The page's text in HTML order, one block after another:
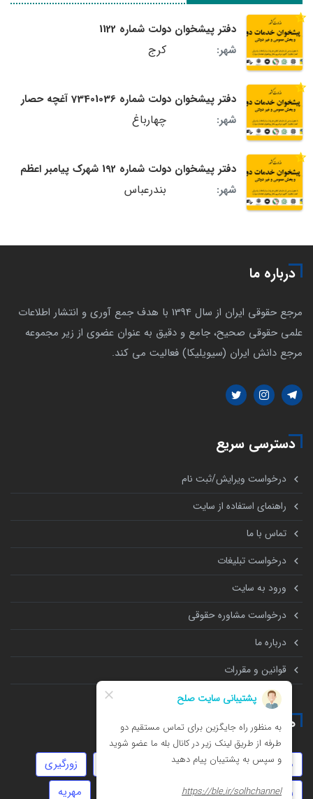
دفتر پیشخوان دولت شماره 1122
شهر:
کرج
دفتر پیشخوان دولت شماره 73401036 آغچه حصار
شهر:
چهارباغ
دفتر پیشخوان دولت شماره 192 شهرک پیامبر اعظم
شهر:
بندرعباس
درباره ما
مرجع حقوقی ایران از سال 1394 با هدف جمع آوری و انتشار اطلاعات
علمی حقوقی صحیح، جامع و دقیق به عنوان عضوی از زیر مجموعه
مرجع دانش ایران (سیویلیکا) فعالیت می کند.
دسترسی سریع
درخواست ویرایش/ثبت نام
راهنمای استفاده از سایت
تماس با ما
درخواست تبلیغات
ورود به سایت
درخواست مشاوره حقوقی
درباره ما
قوانین و مقررات
همه چیز درباره
موجر و مستاجر امور مالیاتی
زورگیری
روابط نامشروع
انحصار وراثت مهریه